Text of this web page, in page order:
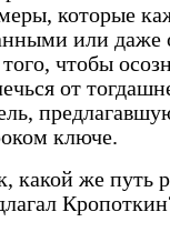
которые
или даже
чтобы
от
ключе.
какой же путь